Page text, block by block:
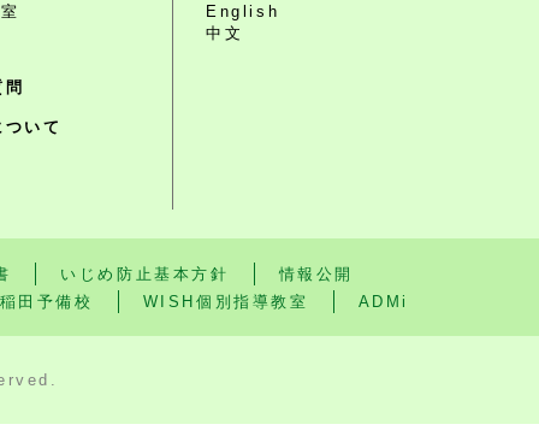
いて
English
中文
いじめ防止基本方針
情報公開
田予備校
WISH個別指導教室 ADMi